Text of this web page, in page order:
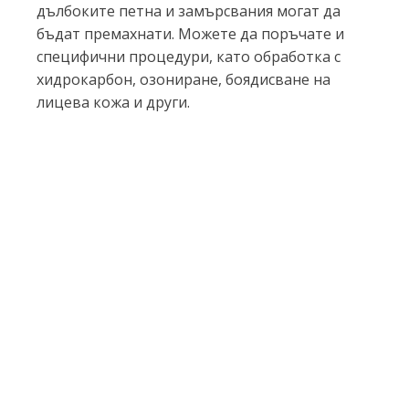
дълбоките петна и замърсвания могат да
бъдат премахнати. Можете да поръчате и
специфични процедури, като обработка с
хидрокарбон, озониране, боядисване на
лицева кожа и други.